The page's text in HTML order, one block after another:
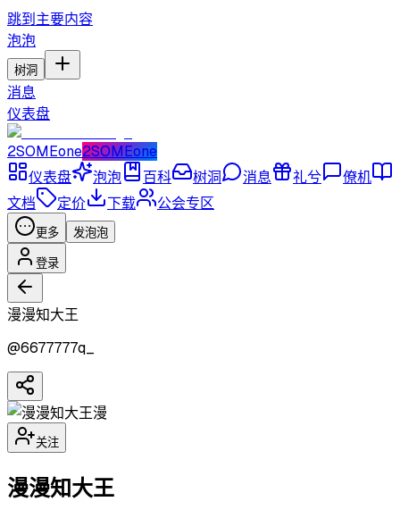
跳到主要内容
泡泡
树洞
消息
仪表盘
2SOMEone2SOMEone
仪表盘
泡泡 百科 树洞 消息 礼兮
僚机
文档
定价 下载 公会专区
更多 发泡泡
登录
漫漫知大王
@6677777q_
漫
关注
漫漫知大王